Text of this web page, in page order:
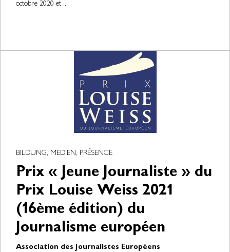
octobre 2020 et ...
BILDUNG, MEDIEN, PRÉSENCE
Prix « Jeune Journaliste » du
Prix Louise Weiss 2021
(16ème édition) du
Journalisme européen
Association des Journalistes Européens